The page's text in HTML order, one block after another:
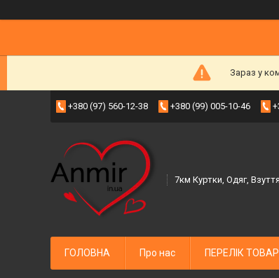
Зараз у
+380 (97) 560-12-38 +380 (99) 005-10-46
7км Куртки, Одяг,
ГОЛОВНА Про нас ПЕРЕЛІК